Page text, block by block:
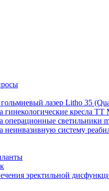
лазер Litho 35
кресла TT
операционные светильники
неинвазивную систему
эректильной